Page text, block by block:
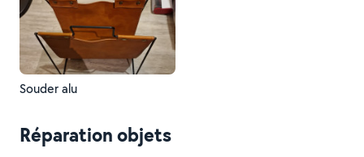
Souder alu
Réparation objets